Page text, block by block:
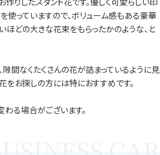
使っていますので、ボリューム感もある豪華
ほどの大きな花束をもらったかのような、と
間なくたくさんの花が詰まっているように見
をお探しの方には特におすすめです。
る場合がございます。